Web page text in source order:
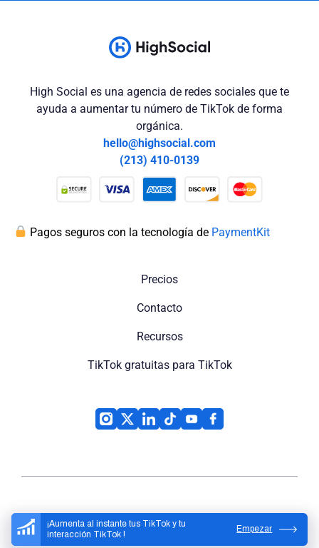
¡Aumenta al instante tus TikTok y tu
interacción TikTok !
Empezar
High Social es una agencia de redes sociales que te
ayuda a aumentar tu número de TikTok de forma
orgánica.
hello@highsocial.com
(213) 410-0139
Pagos seguros con la tecnología de PaymentKit
Precios
Contacto
Recursos
TikTok gratuitas para TikTok
High Social© 2026